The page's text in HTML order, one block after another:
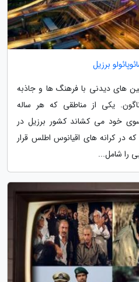
های دیدنی با فرهنگ ها و جاذبه
یکی از مناطقی که هر ساله
سوی خود می کشاند کشور برزیل در
در کرانه های اقیانوس اطلس قرار
را شامل...